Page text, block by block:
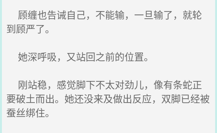
顾缠也告诫自己，不能输，一旦输了，就轮
到顾严了。
她深呼吸，又站回之前的位置。
刚站稳，感觉脚下不太对劲儿，像有条蛇正
要破土而出。她还没来及做出反应，双脚已经被
蚕丝绑住。